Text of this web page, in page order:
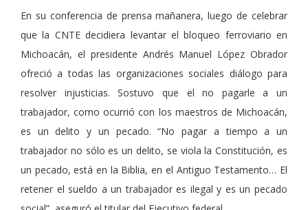
En su conferencia de prensa mañanera, luego de celebrar
que la CNTE decidiera levantar el bloqueo ferroviario en
Michoacán, el presidente Andrés Manuel López Obrador
ofreció a todas las organizaciones sociales diálogo para
resolver injusticias. Sostuvo que el no pagarle a un
trabajador, como ocurrió con los maestros de Michoacán,
es un delito y un pecado. “No pagar a tiempo a un
trabajador no sólo es un delito, se viola la Constitución, es
un pecado, está en la Biblia, en el Antiguo Testamento… El
retener el sueldo a un trabajador es ilegal y es un pecado